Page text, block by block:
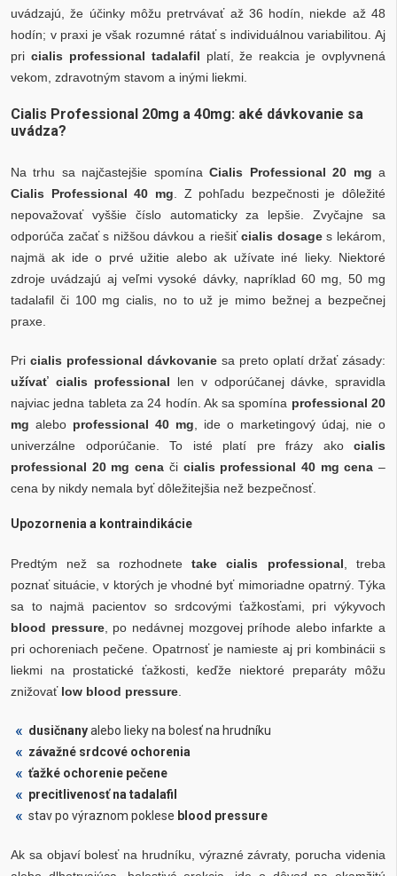
uvádzajú, že účinky môžu pretrvávať až 36 hodín, niekde až 48
hodín; v praxi je však rozumné rátať s individuálnou variabilitou. Aj
pri cialis professional tadalafil platí, že reakcia je ovplyvnená
vekom, zdravotným stavom a inými liekmi.
Cialis Professional 20mg a 40mg: aké dávkovanie sa
uvádza?
Na trhu sa najčastejšie spomínaCialis Professional 20 mg a
Cialis Professional 40 mg . Z pohľadu bezpečnosti je dôležité
nepovažovať vyššie číslo automaticky za lepšie. Zvyčajne sa
odporúča začať s nižšou dávkou a riešiťcialis dosages lekárom,
najmä ak ide o prvé užitie alebo ak užívate iné lieky. Niektoré
zdroje uvádzajú aj veľmi vysoké dávky, napríklad 60 mg, 50 mg
tadalafil či 100 mg cialis, no to už je mimo bežnej a bezpečnej
praxe.
Pri cialis professional dávkovanie sa preto oplatí držať zásady:
užívať cialis professional len v odporúčanej dávke, spravidla
najviac jedna tableta za 24 hodín. Ak sa spomína professional 20
mg alebo professional 40 mg , ide o marketingový údaj, nie o
univerzálne odporúčanie. To isté platí pre frázy ako cialis
professional 20 mg cena či cialis professional 40 mg cena –
cena by nikdy nemala byť dôležitejšia než bezpečnosť.
Upozornenia a kontraindikácie
Predtým než sa rozhodnetetake cialis professional , treba
poznať situácie, v ktorých je vhodné byť mimoriadne opatrný. Týka
sa to najmä pacientov so srdcovými ťažkosťami, pri výkyvoch
blood pressure, po nedávnej mozgovej príhode alebo infarkte a
pri ochoreniach pečene. Opatrnosť je namieste aj pri kombinácii s
liekmi na prostatické ťažkosti, keďže niektoré preparáty môžu
znižovať low blood pressure
dusičnanyalebo lieky na bolesť na hrudníku
závažné srdcové ochorenia
ťažké ochorenie pečene
precitlivenosť na tadalafil
stav po výraznom poklese blood pressure
Ak sa objaví bolesť na hrudníku, výrazné závraty, porucha videnia